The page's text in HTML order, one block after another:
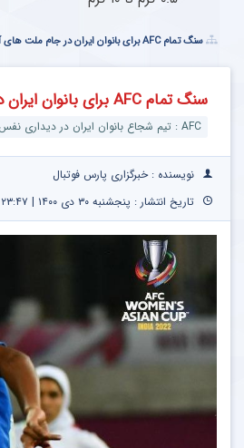
سنگ تمام AFC برای بانوان ایران در جام ملت های آسیا
سنگ تمام AFC برای بانوان ایران در جام ملت های آسیا
AFC : تیم شجاع بانوان ایران در دیداری نفس‌گیر، تساوی بدون گل را بر هند تحمیل کرد
نویسنده : خبرگزاری پارس فوتبال
تاریخ انتشار : پنجشنبه ۳۰ دی ۱۴۰۰ | ۲۳:۴۷